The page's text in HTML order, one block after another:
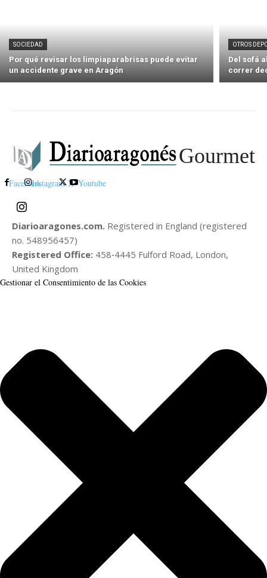
SOCIEDAD
Por qué revisar los limpiaparabrisas puede evitar
un accidente grave en Aragón
OTROS
Del sofá
correr
Gourmet
FacebookInstagram X Youtube
Diarioaragones.com. Registered in England (registered
no. 548956457)
Registered Office: 458‑4445 Fulford Road, London,
United Kingdom
Gestionar el Consentimiento de las Cookies